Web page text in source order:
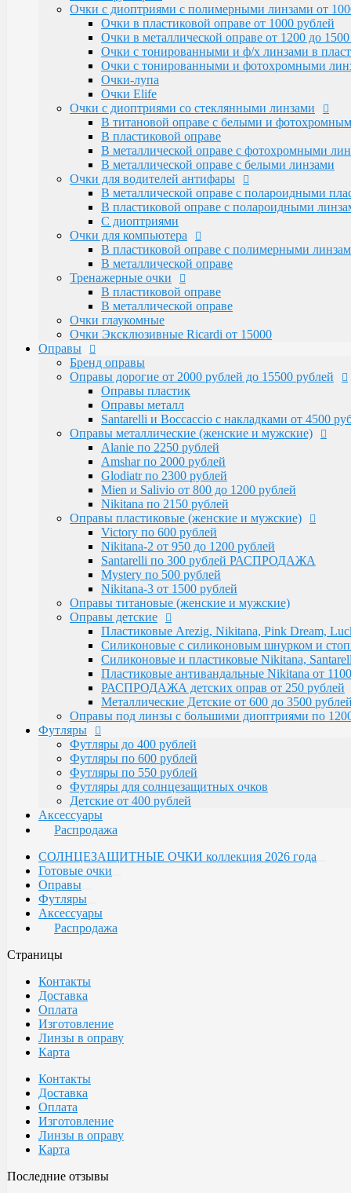
В титановой оправе с белыми и
В пластиковой оправе
В металлической оправе с фотохромными
В металлической оправе с белыми линзами
Очки для водителей антифары
В металлической оправе с полароидными
В пластиковой оправе с полароидными
С диоптриями
Очки для компьютера
В пластиковой оправе с полимерными линзами
В металлической оправе
Тренажерные очки
В пластиковой оправе
В металлической оправе
Очки глаукомные
Очки Эксклюзивные Ricardi от 15000
Оправы
Бренд оправы
Оправы дорогие от 2000 рублей до 15500 рублей
Оправы пластик
Оправы металл
Santarelli и Boccaccio с накладками от 4500
Оправы металлические (женские и мужские)
Alanie по 2250 рублей
Glodiatr по 2300 рублей
Mien и Salivio от 800 до 1200 рублей
Nikitana по 2150 рублей
Оправы пластиковые (женские и мужские)
Victory по 600 рублей
Nikitana-2 от 950 до 1200 рублей
Santarelli по 300 рублей РАСПРОДАЖА
Mystery по 500 рублей
Nikitana-3 от 1500 рублей
Оправы титановые (женские и мужские)
Оправы детские
Пластиковые Arezig, Nikitana, Pink Dream,
Силиконовые с силиконовым шнурком и
Силиконовые и пластиковые Nikitana,
Пластиковые антивандальные Nikitana от 1100
РАСПРОДАЖА детских оправ от 250 рублей
Металлические Детские от 600 до 3500 рублей
Оправы под линзы с большими диоптриями по 1200
Футляры
Футляры до 400 рублей
Футляры по 600 рублей
Футляры по 550 рублей
Футляры для солнцезащитных очков
Детские от 400 рублей
Аксессуары
Распродажа
Очки с диоптриями с полимерными линзами от
Очки в пластиковой оправе от 1000 рублей
Очки в металлической оправе от 1200 до
Очки с тонированными и ф/х линзами в
Очки с тонированными и фотохромными
Очки-лупа
Очки Elife
Очки с диоптриями со стеклянными линзами
В титановой оправе с белыми и
В пластиковой оправе
В металлической оправе с фотохромными
В металлической оправе с белыми линзами
Очки для водителей антифары
В металлической оправе с полароидными
В пластиковой оправе с полароидными
С диоптриями
Очки для компьютера
В пластиковой оправе с полимерными
В металлической оправе
Тренажерные очки
В пластиковой оправе
В металлической оправе
Очки глаукомные
Очки Эксклюзивные Ricardi от 15000
Оправы
Бренд оправы
Оправы дорогие от 2000 рублей до 15500 рублей
Оправы пластик
Оправы металл
Santarelli и Boccaccio с накладками от 4500
Оправы металлические (женские и мужские)
Alanie по 2250 рублей
Amshar по 2000 рублей
Glodiatr по 2300 рублей
Mien и Salivio от 800 до 1200 рублей
Nikitana по 2150 рублей
Оправы пластиковые (женские и мужские)
Victory по 600 рублей
Nikitana-2 от 950 до 1200 рублей
Santarelli по 300 рублей РАСПРОДАЖА
Mystery по 500 рублей
Nikitana-3 от 1500 рублей
Оправы титановые (женские и мужские)
Оправы детские
Пластиковые Arezig, Nikitana, Pink Dream,
Силиконовые с силиконовым шнурком и
Силиконовые и пластиковые Nikitana,
Пластиковые антивандальные Nikitana от
РАСПРОДАЖА детских оправ от 250 рублей
Металлические Детские от 600 до 3500 рублей
Оправы под линзы с большими диоптриями по
Футляры
Футляры до 400 рублей
Футляры по 600 рублей
Футляры по 550 рублей
Футляры для солнцезащитных очков
Детские от 400 рублей
Аксессуары
Распродажа
СОЛНЦЕЗАЩИТНЫЕ ОЧКИ коллекция 2026 года
Готовые очки
Оправы
Футляры
Аксессуары
Распродажа
Страницы
Контакты
Доставка
Оплата
Изготовление
Линзы в оправу
Карта
Контакты
Доставка
Оплата
Изготовление
Линзы в оправу
Карта
Последние отзывы